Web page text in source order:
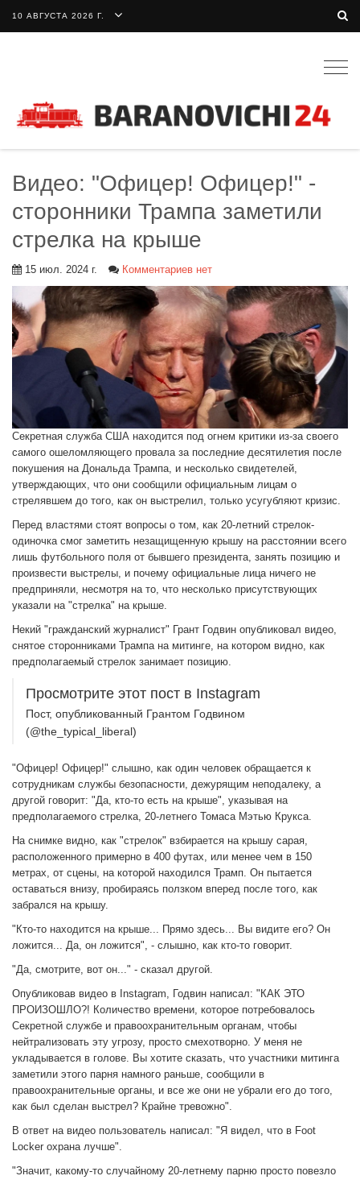
10 АВГУСТА 2026 Г.
Видео: "Офицер! Офицер!" -
сторонники Трампа заметили
стрелка на крыше
15 июл. 2024 г. Комментариев нет
Секретная служба США находится под огнем критики из-за своего
самого ошеломляющего провала за последние десятилетия после
покушения на Дональда Трампа, и несколько свидетелей,
утверждающих, что они сообщили официальным лицам о
стрелявшем до того, как он выстрелил, только усугубляют кризис.
Перед властями стоят вопросы о том, как 20-летний стрелок-
одиночка смог заметить незащищенную крышу на расстоянии всего
лишь футбольного поля от бывшего президента, занять позицию и
произвести выстрелы, и почему официальные лица ничего не
предприняли, несмотря на то, что несколько присутствующих
указали на "стрелка" на крыше.
Некий "гражданский журналист" Грант Годвин опубликовал видео,
снятое сторонниками Трампа на митинге, на котором видно, как
предполагаемый стрелок занимает позицию.
Просмотрите этот пост в Instagram
Пост, опубликованный Грантом Годвином
(@the_typical_liberal)
"Офицер! Офицер!" слышно, как один человек обращается к
сотрудникам службы безопасности, дежурящим неподалеку, а
другой говорит: "Да, кто-то есть на крыше", указывая на
предполагаемого стрелка, 20-летнего Томаса Мэтью Крукса.
На снимке видно, как "стрелок" взбирается на крышу сарая,
расположенного примерно в 400 футах, или менее чем в 150
метрах, от сцены, на которой находился Трамп. Он пытается
оставаться внизу, пробираясь ползком вперед после того, как
забрался на крышу.
"Кто-то находится на крыше... Прямо здесь... Вы видите его? Он
ложится... Да, он ложится", - слышно, как кто-то говорит.
"Да, смотрите, вот он..." - сказал другой.
Опубликовав видео в Instagram, Годвин написал: "КАК ЭТО
ПРОИЗОШЛО?! Количество времени, которое потребовалось
Секретной службе и правоохранительным органам, чтобы
нейтрализовать эту угрозу, просто смехотворно. У меня не
укладывается в голове. Вы хотите сказать, что участники митинга
заметили этого парня намного раньше, сообщили в
правоохранительные органы, и все же они не убрали его до того,
как был сделан выстрел? Крайне тревожно".
В ответ на видео пользователь написал: "Я видел, что в Foot
Locker охрана лучше".
"Значит, какому-то случайному 20-летнему парню просто повезло